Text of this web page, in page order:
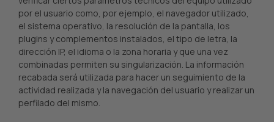
por el usuario como, por ejemplo, el navegador utilizado,
el sistema operativo, la resolución de la pantalla, los
plugins y complementos instalados, el tipo de letra, la
dirección IP, el idioma o la zona horaria y que una vez
combinadas permiten su singularización. La información
recabada será utilizada para hacer un seguimiento de la
actividad realizada y la navegación del usuario y realizar un
perfilado del mismo.